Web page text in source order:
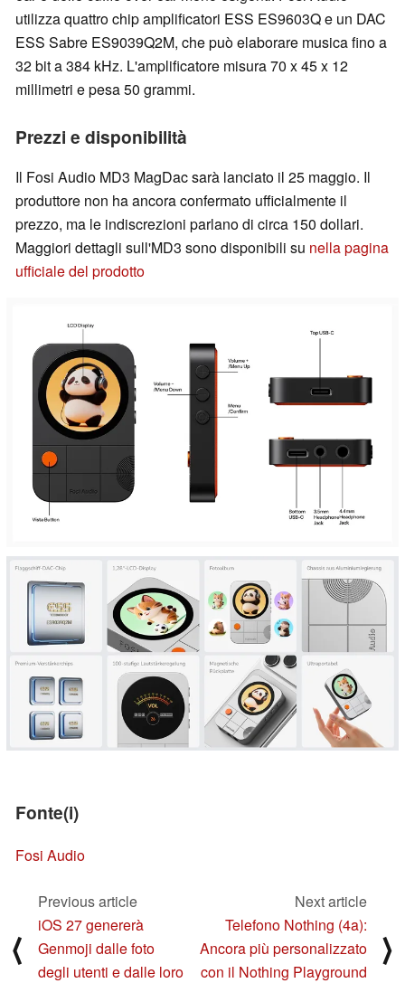
utilizza quattro chip amplificatori ESS ES9603Q e un DAC
ESS Sabre ES9039Q2M, che può elaborare musica fino a
32 bit a 384 kHz. L'amplificatore misura 70 x 45 x 12
millimetri e pesa 50 grammi.
Prezzi e disponibilità
Il Fosi Audio MD3 MagDac sarà lanciato il 25 maggio. Il
produttore non ha ancora confermato ufficialmente il
prezzo, ma le indiscrezioni parlano di circa 150 dollari.
Maggiori dettagli sull'MD3 sono disponibili su nella pagina
ufficiale del prodotto
Fonte(i)
Fosi Audio
⟨
Previous article
iOS 27 genererà
Genmoji dalle foto
degli utenti e dalle loro
Next article
Telefono Nothing (4a):
Ancora più personalizzato
con il Nothing Playground
⟩